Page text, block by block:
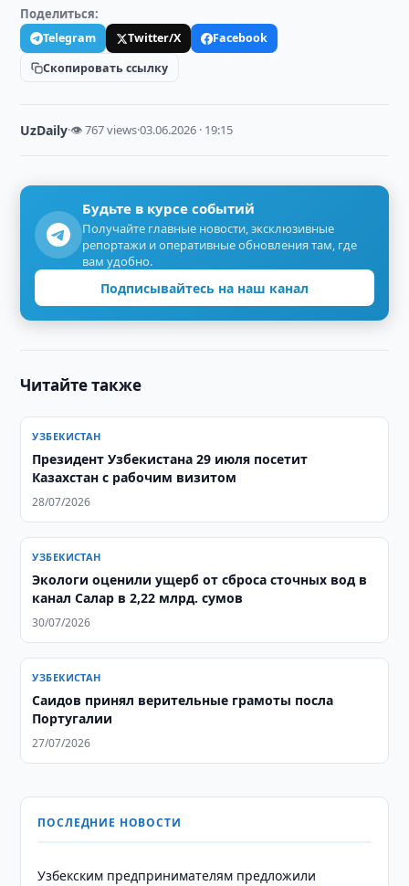
Поделиться:
Telegram Twitter/X
Facebook
Скопировать ссылку
UzDaily·👁 767 views·03.06.2026 · 19:15
Будьте в курсе событий
Получайте главные новости, эксклюзивные
репортажи и оперативные обновления там, где
вам удобно.
Подписывайтесь на наш канал
Читайте также
УЗБЕКИСТАН
Президент Узбекистана 29 июля посетит
Казахстан с рабочим визитом
28/07/2026
УЗБЕКИСТАН
Экологи оценили ущерб от сброса сточных вод в
канал Салар в 2,22 млрд. сумов
30/07/2026
УЗБЕКИСТАН
Саидов принял верительные грамоты посла
Португалии
27/07/2026
ПОСЛЕДНИЕ НОВОСТИ
Узбекским предпринимателям предложили